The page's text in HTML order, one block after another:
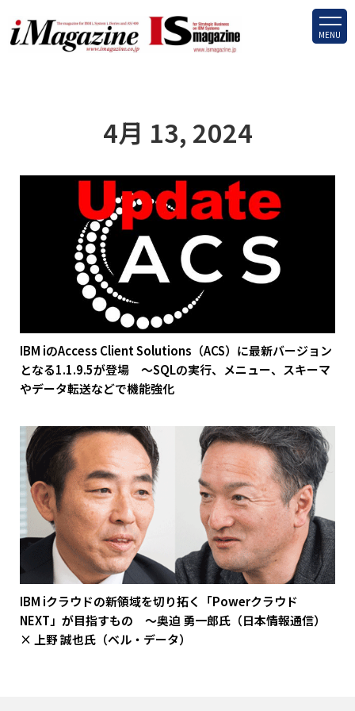
MENU
4月 13, 2024
IBM iのAccess Client Solutions（ACS）に最新バージョン
となる1.1.9.5が登場 ～SQLの実行、メニュー、スキーマ
やデータ転送などで機能強化
IBM iクラウドの新領域を切り拓く「Powerクラウド
NEXT」が目指すもの ～奥迫 勇一郎氏（日本情報通信）
× 上野 誠也氏（ベル・データ）